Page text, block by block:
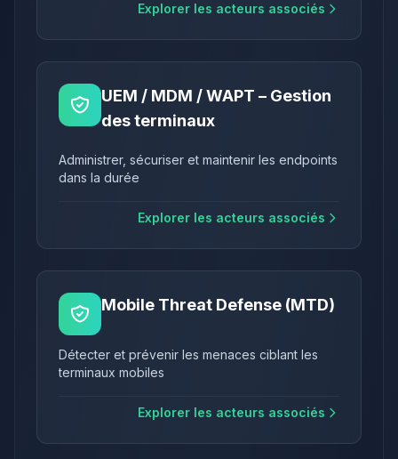
Explorer les acteurs associés
UEM / MDM / WAPT – Gestion
des terminaux
Administrer, sécuriser et maintenir les endpoints
dans la durée
Explorer les acteurs associés
Mobile Threat Defense (MTD)
Détecter et prévenir les menaces ciblant les
terminaux mobiles
Explorer les acteurs associés